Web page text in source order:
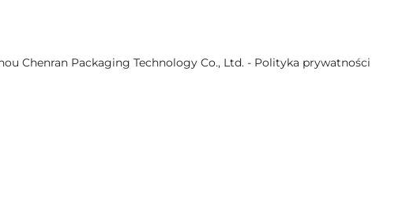
Chenran Packaging Technology Co., Ltd. - Polityka prywatności